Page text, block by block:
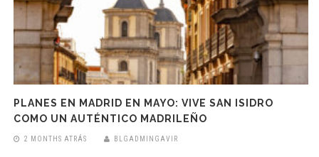
PLANES EN MADRID EN MAYO: VIVE SAN ISIDRO
COMO UN AUTÉNTICO MADRILEÑO
2 MONTHS ATRÁS BLGADMINGAVIR